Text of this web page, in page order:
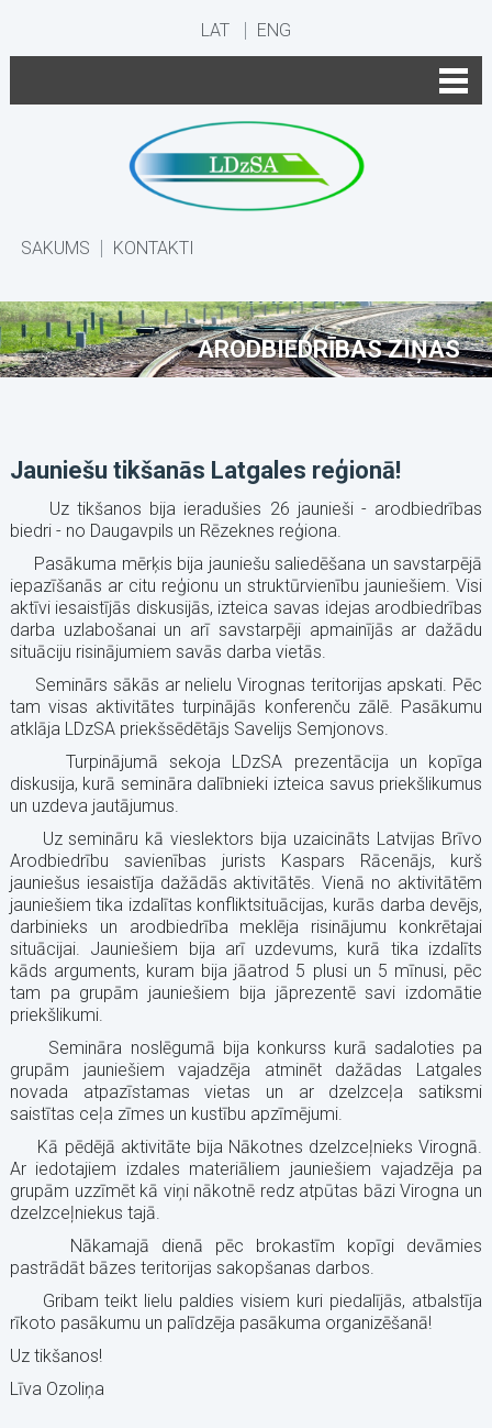
LAT ENG
SĀKUMS KONTAKTI
ARODBIEDRĪBAS ZIŅAS
Jauniešu tikšanās Latgales reģionā!
Uz tikšanos bija ieradušies 26 jaunieši - arodbiedrības
biedri - no Daugavpils un Rēzeknes reģiona.
Pasākuma mērķis bija jauniešu saliedēšana un savstarpējā
iepazīšanās ar citu reģionu un struktūrvienību jauniešiem. Visi
aktīvi iesaistījās diskusijās, izteica savas idejas arodbiedrības
darba uzlabošanai un arī savstarpēji apmainījās ar dažādu
situāciju risinājumiem savās darba vietās.
Seminārs sākās ar nelielu Virognas teritorijas apskati. Pēc
tam visas aktivitātes turpinājās konferenču zālē. Pasākumu
atklāja LDzSA priekšsēdētājs Savelijs Semjonovs.
Turpinājumā sekoja LDzSA prezentācija un kopīga
diskusija, kurā semināra dalībnieki izteica savus priekšlikumus
un uzdeva jautājumus.
Uz semināru kā vieslektors bija uzaicināts Latvijas Brīvo
Arodbiedrību savienības jurists Kaspars Rācenājs, kurš
jauniešus iesaistīja dažādās aktivitātēs. Vienā no aktivitātēm
jauniešiem tika izdalītas konfliktsituācijas, kurās darba devējs,
darbinieks un arodbiedrība meklēja risinājumu konkrētajai
situācijai. Jauniešiem bija arī uzdevums, kurā tika izdalīts
kāds arguments, kuram bija jāatrod 5 plusi un 5 mīnusi, pēc
tam pa grupām jauniešiem bija jāprezentē savi izdomātie
priekšlikumi.
Semināra noslēgumā bija konkurss kurā sadaloties pa
grupām jauniešiem vajadzēja atminēt dažādas Latgales
novada atpazīstamas vietas un ar dzelzceļa satiksmi
saistītas ceļa zīmes un kustību apzīmējumi.
Kā pēdējā aktivitāte bija Nākotnes dzelzceļnieks Virognā.
Ar iedotajiem izdales materiāliem jauniešiem vajadzēja pa
grupām uzzīmēt kā viņi nākotnē redz atpūtas bāzi Virogna un
dzelzceļniekus tajā.
Nākamajā dienā pēc brokastīm kopīgi devāmies
pastrādāt bāzes teritorijas sakopšanas darbos.
Gribam teikt lielu paldies visiem kuri piedalījās, atbalstīja
rīkoto pasākumu un palīdzēja pasākuma organizēšanā!
Uz tikšanos!
Līva Ozoliņa